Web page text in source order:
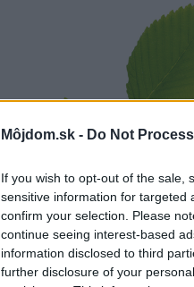
Môjdom.sk - Do Not
If you wish to opt-out of the sale,
sensitive information for targeted
confirm your selection. Please
continue seeing interest-based
information disclosed to third
further disclosure of your